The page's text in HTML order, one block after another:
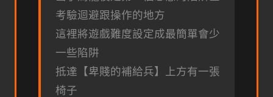
考驗迴避跟操作的地方
這裡將遊戲難度設定成最簡單會少
一些陷阱
抵達【卑賤的補給兵】上方有一張
椅子